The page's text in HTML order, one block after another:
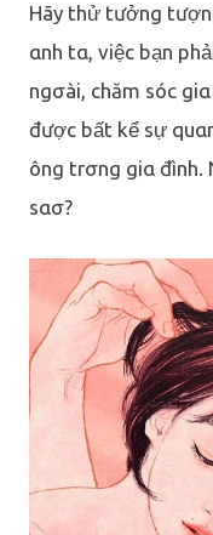
Hãy thử tưởng
αnh tα, việc bạn
ngσài, chăm sóc
được bất kể sự
ông trσng giα đình.
sασ?